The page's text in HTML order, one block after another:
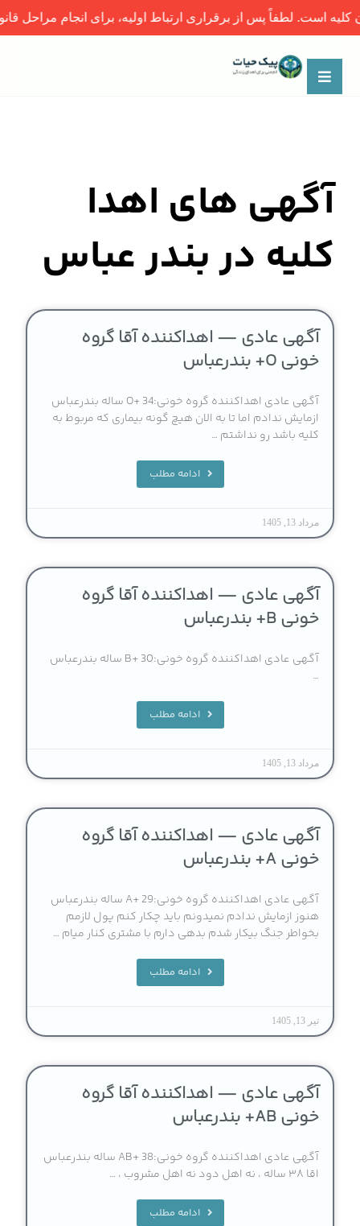
آگهی های اهدا
کلیه در بندر عباس
آگهی عادی — اهداکننده آقا گروه
خونی O+ بندرعباس
آگهی عادی اهداکننده گروه خونی:O+ 34 ساله بندرعباس
ازمایش ندادم اما تا به الان هیچ گونه بیماری که مربوط به
کلیه باشد رو نداشتم …
ادامه مطلب
مرداد 13, 1405
آگهی عادی — اهداکننده آقا گروه
خونی B+ بندرعباس
آگهی عادی اهداکننده گروه خونی:B+ 30 ساله بندرعباس
…
ادامه مطلب
مرداد 13, 1405
آگهی عادی — اهداکننده آقا گروه
خونی A+ بندرعباس
آگهی عادی اهداکننده گروه خونی:A+ 29 ساله بندرعباس
هنوز ازمایش ندادم نمیدونم باید چکار کنم پول لازمم
بخواطر جنگ بیکار شدم بدهی دارم با مشتری کنار میام …
ادامه مطلب
تیر 13, 1405
آگهی عادی — اهداکننده آقا گروه
خونی AB+ بندرعباس
آگهی عادی اهداکننده گروه خونی:AB+ 38 ساله بندرعباس
اقا ۳۸ ساله ، نه اهل دود نه اهل مشروب ، …
ادامه مطلب
پس از برقراری ارتباط اولیه، برای انجام مراحل قانونی و